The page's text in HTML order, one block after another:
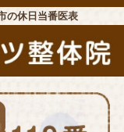
の休日当番医表